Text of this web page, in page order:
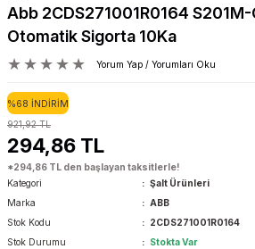
Abb 2CDS271001R0164 S201M-
Otomatik Sigorta 10Ka
Yorum Yap / Yorumları Oku
%68 İNDİRİM
921,92 TL
294,86 TL
*294,86 TL den başlayan taksitlerle!
Kategori
Şalt Ürünleri
Marka
ABB
Stok Kodu
2CDS271001R0164
Stok Durumu
Stokta Var